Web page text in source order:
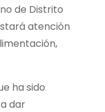
de Distrito
atención
ha sido
dar